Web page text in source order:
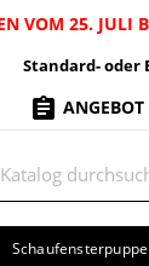
VOM 25. JULI
Standard- oder
ANGEBOT